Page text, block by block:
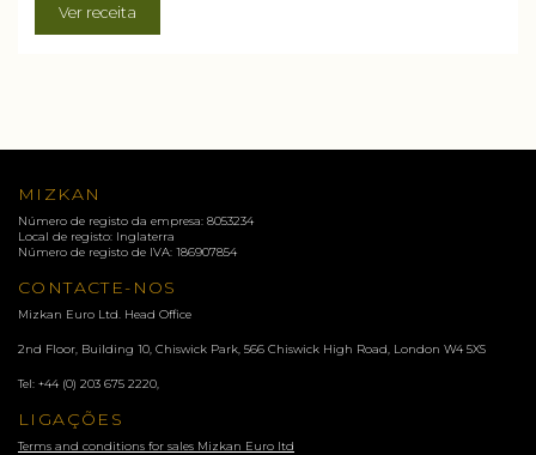
Ver receita
MIZKAN
Número de registo da empresa: 8053234
Local de registo: Inglaterra
Número de registo de IVA: 186907854
CONTACTE-NOS
Mizkan Euro Ltd. Head Office
2nd Floor, Building 10, Chiswick Park, 566 Chiswick High Road, London W4 5XS
Tel: +44 (0) 203 675 2220,
LIGAÇÕES
Terms and conditions for sales Mizkan Euro ltd